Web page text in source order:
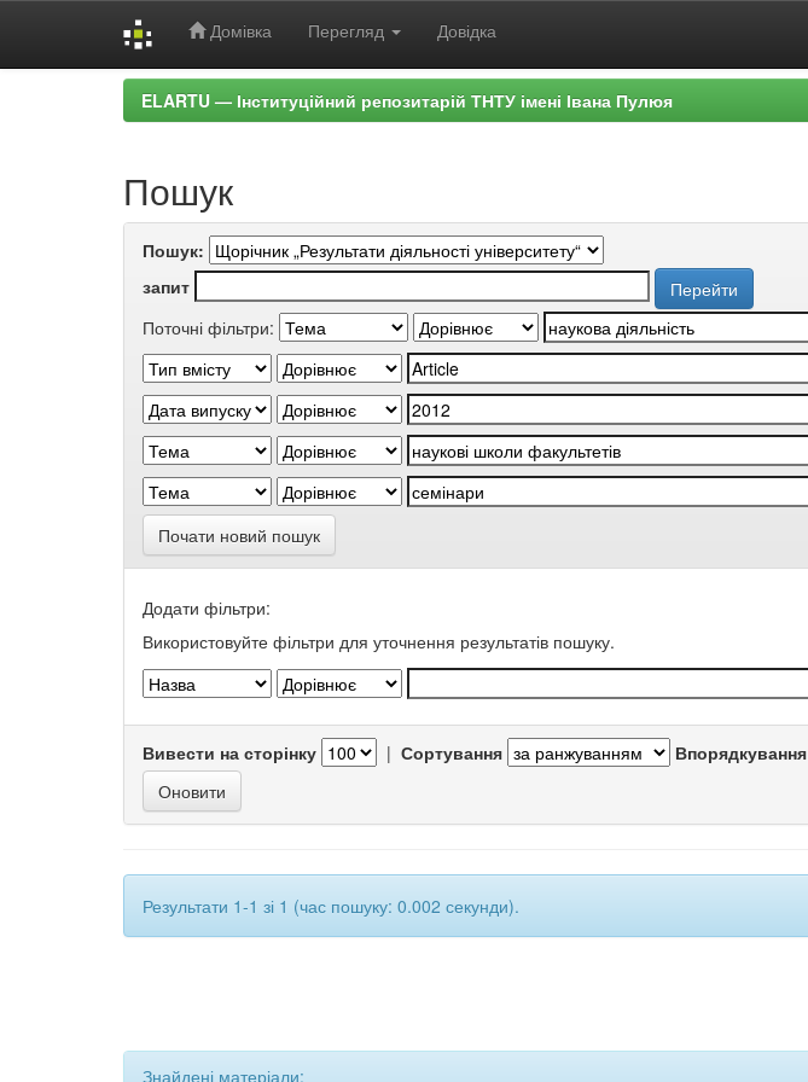
Домівка Перегляд Довідка
ELARTU — Інституційний репозитарій ТНТУ імені Івана Пулюя
Пошук
Пошук:
запит
Поточні фільтри:
Почати новий пошук
Додати фільтри:
Використовуйте фільтри для уточнення результатів пошуку.
Вивести на сторінку | Сортування Впорядкування
Результати 1-1 зі 1 (час пошуку: 0.002 секунди).
Знайдені матеріали: